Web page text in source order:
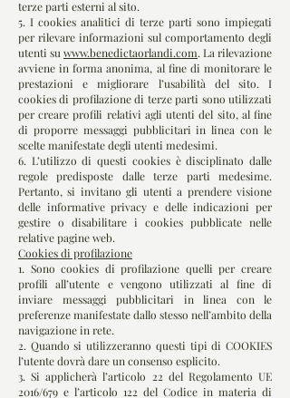
terze parti esterni al sito.
5. I cookies analitici di terze parti sono impiegati
per rilevare informazioni sul comportamento degli
utenti su www.benedictaorlandi.com. La rilevazione
avviene in forma anonima, al fine di monitorare le
prestazioni e migliorare l’usabilità del sito. I
cookies di profilazione di terze parti sono utilizzati
per creare profili relativi agli utenti del sito, al fine
di proporre messaggi pubblicitari in linea con le
scelte manifestate degli utenti medesimi.
6. L’utilizzo di questi cookies è disciplinato dalle
regole predisposte dalle terze parti medesime.
Pertanto, si invitano gli utenti a prendere visione
delle informative privacy e delle indicazioni per
gestire o disabilitare i cookies pubblicate nelle
relative pagine web.
Cookies di profilazione
1. Sono cookies di profilazione quelli per creare
profili all’utente e vengono utilizzati al fine di
inviare messaggi pubblicitari in linea con le
preferenze manifestate dallo stesso nell’ambito della
navigazione in rete.
2. Quando si utilizzeranno questi tipi di COOKIES
l’utente dovrà dare un consenso esplicito.
3. Si applicherà l’articolo 22 del Regolamento UE
2016/679 e l’articolo 122 del Codice in materia di